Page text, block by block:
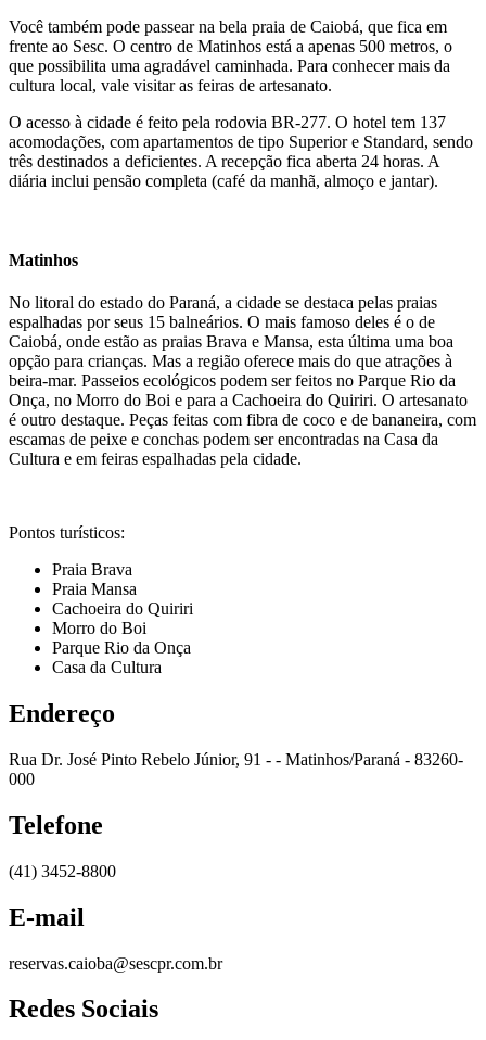
Você também pode passear na bela praia de Caiobá, que fica em
frente ao Sesc. O centro de Matinhos está a apenas 500 metros, o
que possibilita uma agradável caminhada. Para conhecer mais da
cultura local, vale visitar as feiras de artesanato.
O acesso à cidade é feito pela rodovia BR-277. O hotel tem 137
acomodações, com apartamentos de tipo Superior e Standard, sendo
três destinados a deficientes. A recepção fica aberta 24 horas. A
diária inclui pensão completa (café da manhã, almoço e jantar).
Matinhos
No litoral do estado do Paraná, a cidade se destaca pelas praias
espalhadas por seus 15 balneários. O mais famoso deles é o de
Caiobá, onde estão as praias Brava e Mansa, esta última uma boa
opção para crianças. Mas a região oferece mais do que atrações à
beira-mar. Passeios ecológicos podem ser feitos no Parque Rio da
Onça, no Morro do Boi e para a Cachoeira do Quiriri. O artesanato
é outro destaque. Peças feitas com fibra de coco e de bananeira, com
escamas de peixe e conchas podem ser encontradas na Casa da
Cultura e em feiras espalhadas pela cidade.
Pontos turísticos:
Praia Brava
Praia Mansa
Cachoeira do Quiriri
Morro do Boi
Parque Rio da Onça
Casa da Cultura
Endereço
Rua Dr. José Pinto Rebelo Júnior, 91 - - Matinhos/Paraná - 83260-
000
Telefone
(41) 3452-8800
E-mail
reservas.caioba@sescpr.com.br
Redes Sociais